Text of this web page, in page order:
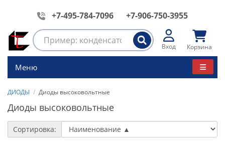
+7-495-784-7096 +7-906-750-3955
Вход Корзина
Меню
ДИОДЫ Диоды высоковольтные
Диоды высоковольтные
Сортировка: